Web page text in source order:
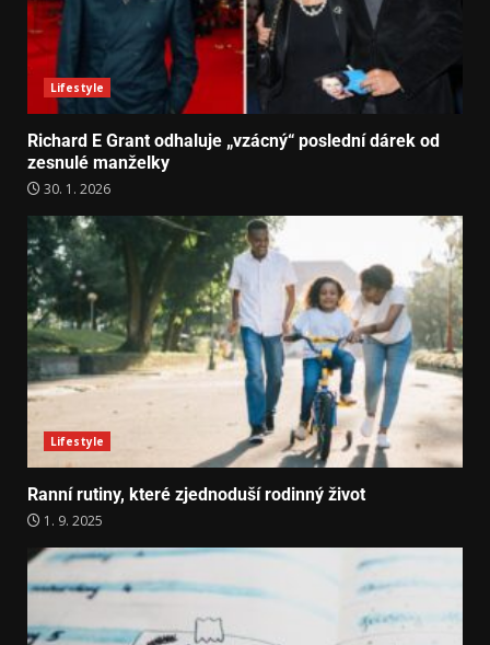
Lifestyle
Richard E Grant odhaluje „vzácný“ poslední dárek od
zesnulé manželky
30. 1. 2026
Lifestyle
Ranní rutiny, které zjednoduší rodinný život
1. 9. 2025